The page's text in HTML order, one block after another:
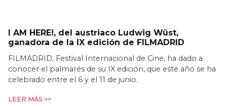
I AM HERE!, del austriaco Ludwig Wüst,
ganadora de la IX edición de FILMADRID
FILMADRID, Festival Internacional de Cine, ha dado a
conocer el palmarés de su IX edición, que este año se ha
celebrado entre el 6 y el 11 de junio.
LEER MÁS >>